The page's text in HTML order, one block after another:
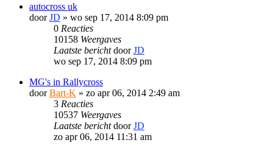
autocross uk
doorJD » wo sep 17, 2014 8:09 pm
0 Reacties
10158 Weergaves
Laatste berichtdoorJD
wo sep 17, 2014 8:09 pm
MG's in Rallycross
doorBart-K » zo apr 06, 2014 2:49 am
3 Reacties
10537 Weergaves
Laatste berichtdoorJD
zo apr 06, 2014 11:31 am